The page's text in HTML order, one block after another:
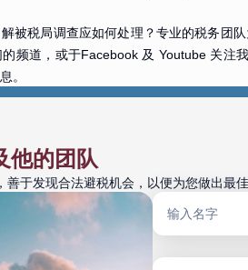
被税局调查应如何处理？专业的税务团
频道，或于Facebook 及 Youtube 关注
。
他的团队
善于发现合法避税机会，以便为您做出最